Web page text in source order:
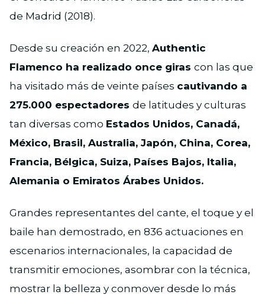
de Madrid (2018).
Desde su creación en 2022, Authentic
Flamenco ha realizado once giras con las que
ha visitado más de veinte países cautivando a
275.000 espectadores de latitudes y culturas
tan diversas como Estados Unidos, Canadá,
México, Brasil, Australia, Japón, China, Corea,
Francia, Bélgica, Suiza, Países Bajos, Italia,
Alemania o Emiratos Árabes Unidos.
Grandes representantes del cante, el toque y el
baile han demostrado, en 836 actuaciones en
escenarios internacionales, la capacidad de
transmitir emociones, asombrar con la técnica,
mostrar la belleza y conmover desde lo más